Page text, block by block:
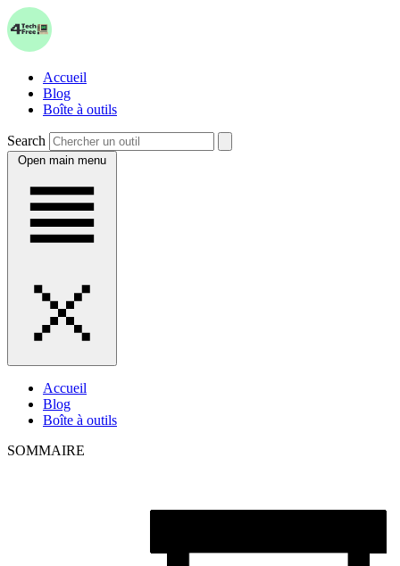
Accueil
Blog
Boîte à outils
Search
Open main menu
Accueil
Blog
Boîte à outils
SOMMAIRE